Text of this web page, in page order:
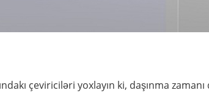
çeviriciləri yoxlayın ki, daşınma